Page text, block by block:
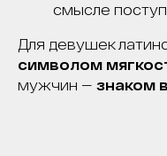
смысле
Для девушек
символом
мужчин — знаком